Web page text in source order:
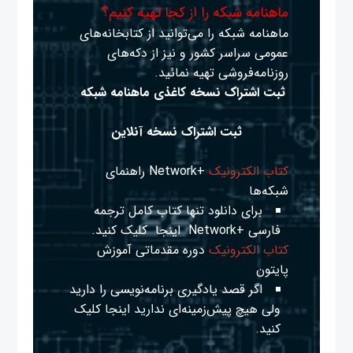
ماهنامه شبکه را از کجا تهیه کنیم؟
ماهنامه شبکه را می‌توانید از کتابخانه‌های
عمومی سراسر کشور و نیز از دکه‌های
روزنامه‌فروشی تهیه نمائید.
ثبت اشتراک نسخه کاغذی ماهنامه شبکه
ثبت اشتراک نسخه آنلاین
کتاب الکترونیک
+Network راهنمای
شبکه‌ها
برای دانلود تنها کتاب کامل ترجمه
فارسی +Network
اینجا کلیک کنید.
کتاب الکترونیک دوره مقدماتی آموزش
پایتون
اگر قصد یادگیری برنامه‌نویسی را دارید
ولی هیچ پیش‌زمینه‌ای نداریداینجا کلیک
کنید.